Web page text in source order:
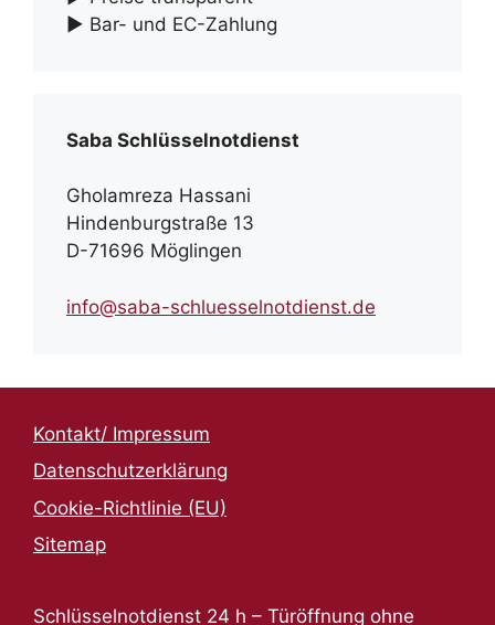
► Bar- und EC-Zahlung
Saba Schlüsselnotdienst
Gholamreza Hassani
Hindenburgstraße 13
D-71696 Möglingen
info@saba-schluesselnotdienst.de
Kontakt/ Impressum
Datenschutzerklärung
Cookie-Richtlinie (EU)
Sitemap
Schlüsselnotdienst 24 h – Türöffnung ohne